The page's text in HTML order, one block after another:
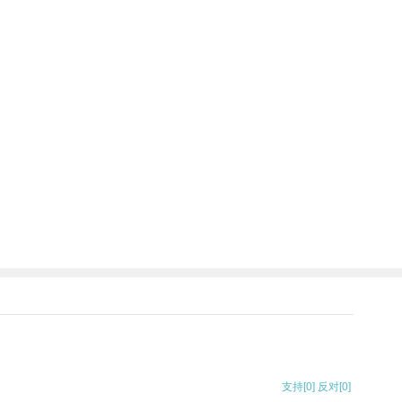
支持[0] 反对[0]